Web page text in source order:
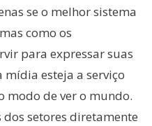
se o melhor sistema
como os
para expressar suas
esteja a serviço
modo de ver o mundo.
setores diretamente